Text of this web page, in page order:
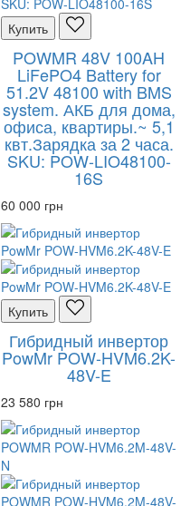
Купить
POWMR 48V 100AH
LiFePO4 Battery for
51.2V 48100 with BMS
system. АКБ для дома,
офиса, квартиры.~ 5,1
квт.Зарядка за 2 часа.
SKU: POW-LIO48100-
16S
60 000 грн
Купить
Гибридный инвертор
PowMr POW-HVM6.2K-
48V-E
23 580 грн